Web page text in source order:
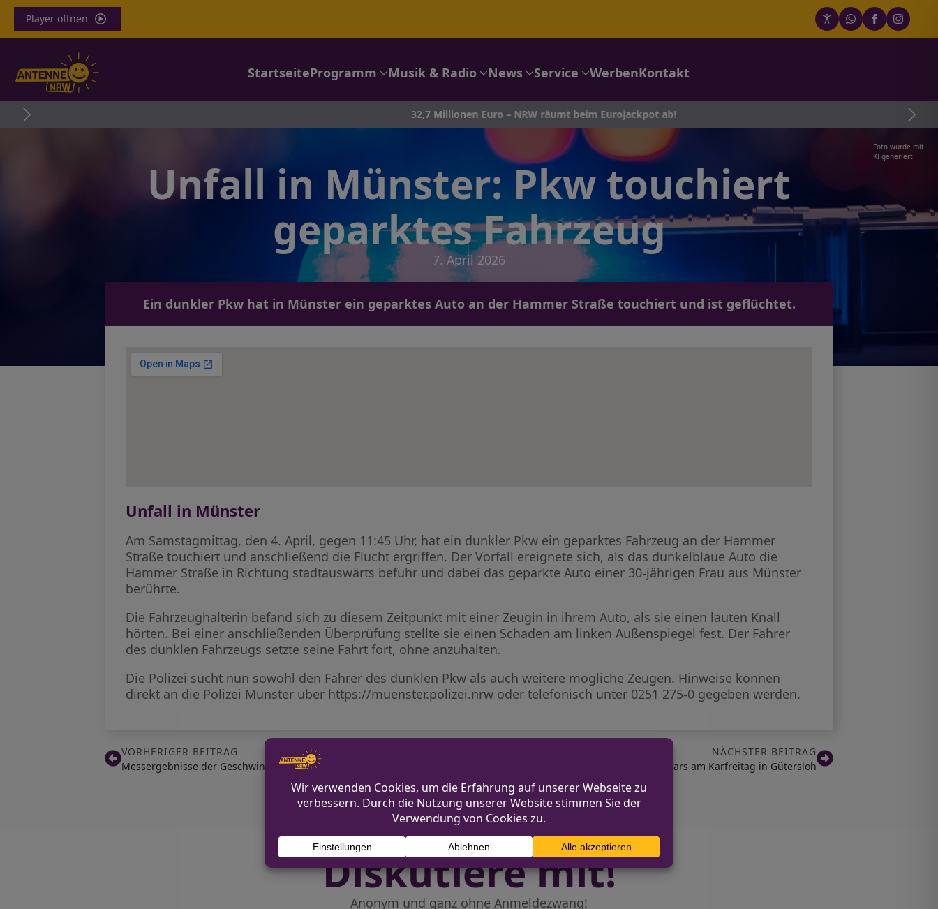
Player öffnen
StartseiteProgramm Musik & Radio News Service WerbenKontakt
32,7 Millionen Euro – NRW räumt beim Eurojackpot ab!
Foto wurde mit
KI generiert
Unfall in Münster: Pkw touchiert
geparktes Fahrzeug
7. April 2026
Ein dunkler Pkw hat in Münster ein geparktes Auto an der Hammer Straße touchiert und ist geflüchtet.
Unfall in Münster
Am Samstagmittag, den 4. April, gegen 11:45 Uhr, hat ein dunkler Pkw ein geparktes Fahrzeug an der Hammer
Straße touchiert und anschließend die Flucht ergriffen. Der Vorfall ereignete sich, als das dunkelblaue Auto die
Hammer Straße in Richtung stadtauswärts befuhr und dabei das geparkte Auto einer 30-jährigen Frau aus Münster
berührte.
Die Fahrzeughalterin befand sich zu diesem Zeitpunkt mit einer Zeugin in ihrem Auto, als sie einen lauten Knall
hörten. Bei einer anschließenden Überprüfung stellte sie einen Schaden am linken Außenspiegel fest. Der Fahrer
des dunklen Fahrzeugs setzte seine Fahrt fort, ohne anzuhalten.
Die Polizei sucht nun sowohl den Fahrer des dunklen Pkw als auch weitere mögliche Zeugen. Hinweise können
direkt an die Polizei Münster über https://muenster.polizei.nrw oder telefonisch unter 0251 275-0 gegeben werden.
VORHERIGER BEITRAG
Messergebnisse der Geschwindigkeitsüberwachung in Plettenberg
NÄCHSTER BEITRAG
Weniger Cars am Karfreitag in Gütersloh
Diskutiere mit!
Anonym und ganz ohne Anmeldezwang!